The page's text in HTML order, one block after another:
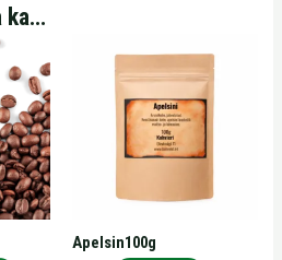
ka…
tootel
on
mitu
varianti.
Valikuid
saab
teha
tootelehel.Apelsin100g